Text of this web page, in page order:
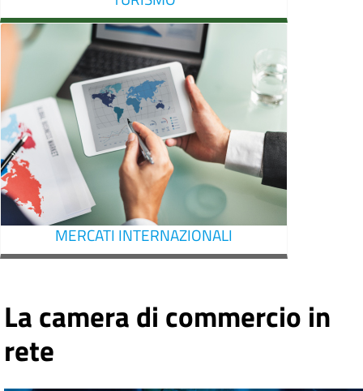
MERCATI INTERNAZIONALI
La camera di commercio in
rete